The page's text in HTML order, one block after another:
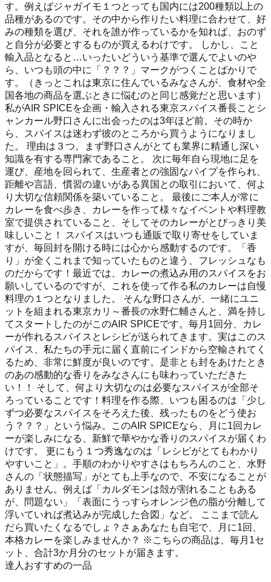
す。例えばジャガイモ１つとっても国内には200種類以上の
品種があるのです。その中から作りたい料理に合わせて、好
みの種類を選び、それを誰が作っているかを知れば、おのず
と自分が必要とするものが買えるわけです。 しかし、こと
輸入品となると…いったいどういう基準で選んでよいのや
ら、いつも頭の中に「？？？」マークがつくことばかりで
す。（きっとこれは東京に住んでいるみなさんが、食材や全
国各地の商品を選ぶときに悩むのと同じ感覚だと思います）
私がAIR SPICEを企画・輸入される東京スパイス番長ことシ
ャンカール野口さんに出会ったのは3年ほど前。その時か
ら、スパイスは迷わず彼のところから買うようになりまし
た。 理由は３つ。まず野口さんがとても業界に精通し深い
知識を有する専門家であること。 次に毎年自ら現地に足を
運び、産地を回られて、生産者との強固なパイプを作られ、
距離や言語、慣習の違いがある異国との取引において、何よ
り大切な信頼関係を築いていること。 最後にご本人が常に
カレーを食べ歩き、カレーを作って様々なイベントや料理教
室で提供されていること、そしてそのカレーがとびっきり美
味しいこと！ スパイスはいつも通販で取り寄せをしていま
すが、毎回封を開ける時には心から感動するのです。「香
り」が全くこれまで知っていたものと違う、フレッシュなも
のだからです！最近では、カレーの煮込み用のスパイスをお
願いしているのですが、これを使って作る私のカレーは自慢
料理の１つとなりました。 そんな野口さんが、一緒にユニ
ットを組まれる東京カリ～番長の水野仁輔さんと、満を持し
てスタートしたのがこのAIR SPICEです。毎月1回分、カレ
ーが作れるスパイスとレシピが送られてきます。実はこのス
パイス、私たちの手元に届く直前にインドから空輸されてく
るため、非常に鮮度が良いのです。是非とも封をあけたとき
のあの感動的な香りをみなさんにも味わっていただきた
い！！ そして、何より大切なのは必要なスパイスが全部そ
ろっていることです！料理を作る際、いつも困るのは「少し
ずつ必要なスパイスをそろえた後、残ったものをどう使お
う？？？」という悩み。このAIR SPICEなら、月に1回カレ
ーが楽しみになる、新鮮で華やかな香りのスパイスが届くわ
けです。 更にもう１つ秀逸なのは「レシピがとてもわかり
やすいこと」。手順のわかりやすさはもちろんのこと、水野
さんの「状態描写」がとても上手なので、不安になることが
ありません。例えば「カルダモンは殻が割れることもある
が、問題ない」「表面にうっすらオレンジ色の脂が分離して
浮いていれば煮込みが完成した合図」など。 ここまで読ん
だら買いたくなるでしょ？さぁあなたも自宅で、月に1回、
本格カレーを楽しみませんか？ ※こちらの商品は、毎月1セ
ット、合計3か月分のセットが届きます。
達人おすすめの一品